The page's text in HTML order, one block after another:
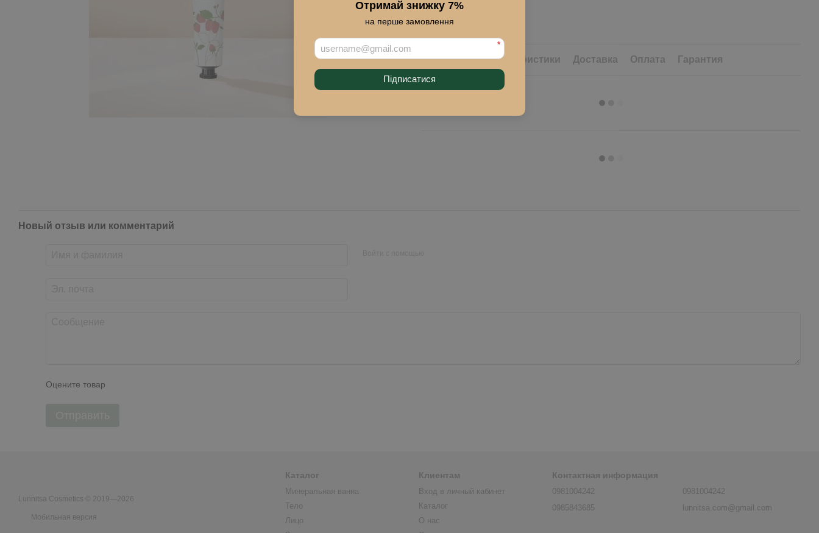
Отримай знижку 7%
на перше замовлення
*
Підписатися
Купить
Описание Характеристики Доставка Оплата Гарантия
Новый отзыв или комментарий
Оцените товар
Lunnitsa Cosmetics © 2019—2026
Мобильная версия
Каталог
Минеральная ванна
Тело
Лицо
Клиентам
Вход в личный кабинет
Каталог
О нас
Контактная информация
0981004242
0985843685
0981004242
lunnitsa.com@gmail.com